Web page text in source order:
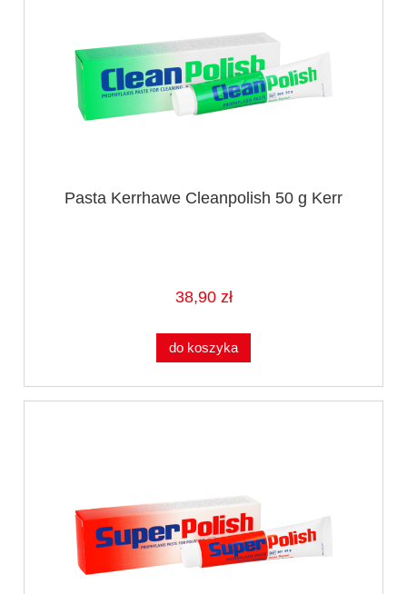
Pasta Kerrhawe Cleanpolish 50 g Kerr
38,90 zł
do koszyka